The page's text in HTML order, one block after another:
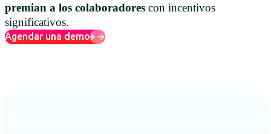
premian a los colaboradores con incentivos
significativos.
Agendar una demo